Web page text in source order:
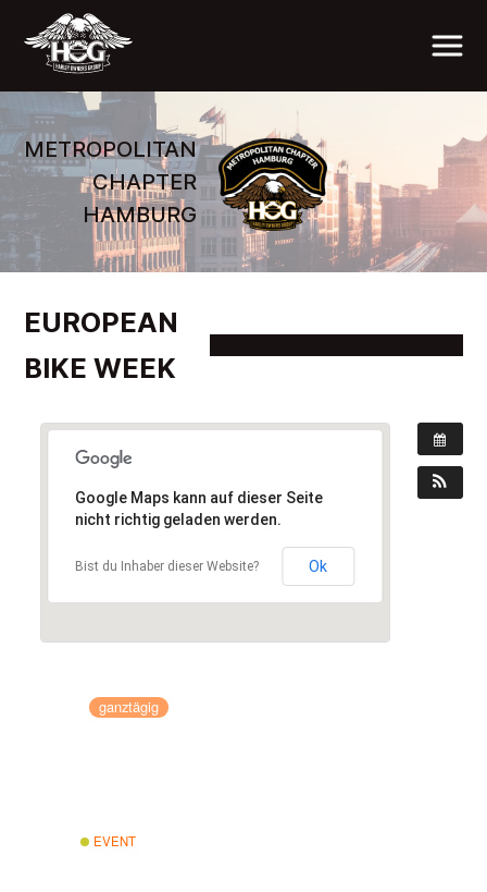
METROPOLITAN
CHAPTER
HAMBURG
EUROPEAN
BIKE WEEK
Google Maps kann auf dieser Seite
nicht richtig geladen werden.
Bist du Inhaber dieser Website? Ok
2014 ganztägig
EVENT